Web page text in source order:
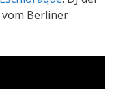
Berliner